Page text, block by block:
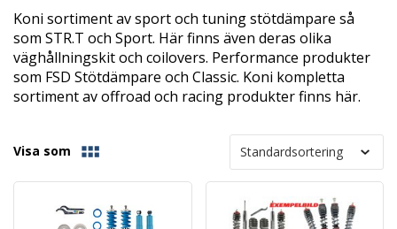
Koni sortiment av sport och tuning stötdämpare så
som STR.T och Sport. Här finns även deras olika
väghållningskit och coilovers. Performance produkter
som FSD Stötdämpare och Classic. Koni kompletta
sortiment av offroad och racing produkter finns här.
Visa som